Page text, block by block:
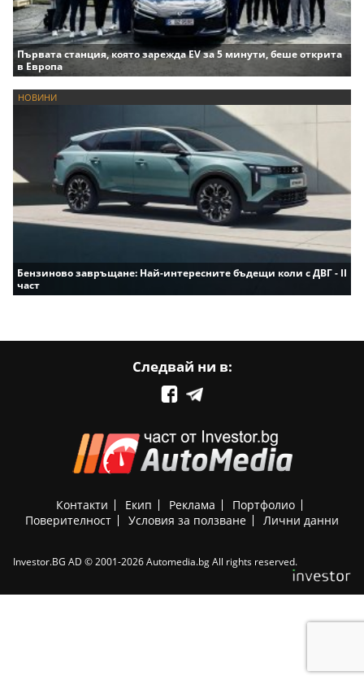
Първата станция, която зарежда EV за 5 минути, беше открита
в Европа
НОВИНИ
Бензиново завръщане: Най-интересните бъдещи коли с ДВГ - II
част
Следвай ни в:
Контакти Екип Реклама
Портфолио
Поверителност
Условия за ползване Лични данни
Investor.BG AD © 2001-2026 Automedia.bg All rights reserved.